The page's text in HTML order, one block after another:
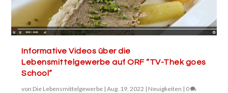
Informative Videos über die
Lebensmittelgewerbe auf ORF “TV-Thek goes
School”
von Die Lebensmittelgewerbe |Aug. 19, 2022 | Neuigkeiten | 0